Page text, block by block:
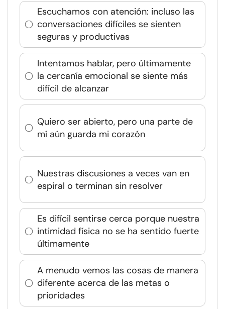
Escuchamos con atención: incluso las
conversaciones difíciles se sienten
seguras y productivas
Intentamos hablar, pero últimamente
la cercanía emocional se siente más
difícil de alcanzar
Quiero ser abierto, pero una parte de
mí aún guarda mi corazón
Nuestras discusiones a veces van en
espiral o terminan sin resolver
Es difícil sentirse cerca porque nuestra
intimidad física no se ha sentido fuerte
últimamente
A menudo vemos las cosas de manera
diferente acerca de las metas o
prioridades